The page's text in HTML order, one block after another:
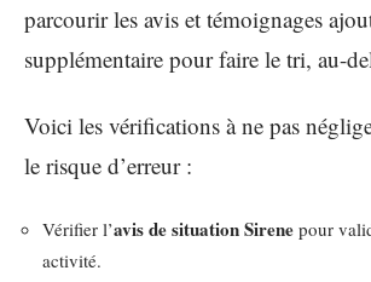
parcourir les avis et témoignages
supplémentaire pour faire le tri, au-
Voici les vérifications à ne pas
le risque d’erreur :
Vérifier l’avis de situation Sirene pour
activité.